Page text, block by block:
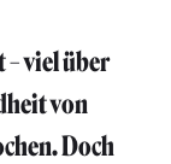
– viel über
von
Doch